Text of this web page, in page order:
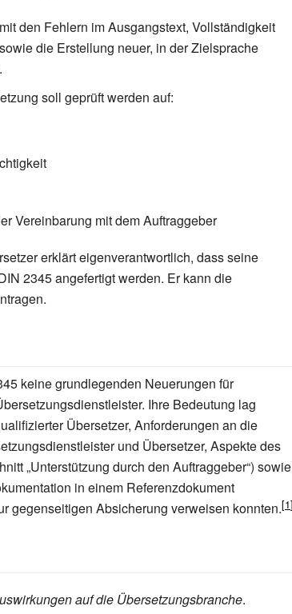
den Fehlern im Ausgangstext, Vollständigkeit
die Erstellung neuer, in der Zielsprache
soll geprüft werden auf:
Vereinbarung mit dem Auftraggeber
erklärt eigenverantwortlich, dass seine
2345 angefertigt werden. Er kann die
keine grundlegenden Neuerungen für
Ihre Bedeutung lag
Übersetzer, Anforderungen an die
und Übersetzer, Aspekte des
„Unterstützung durch den Auftraggeber“) sowie
in einem Referenzdokument
gegenseitigen Absicherung verweisen konnten.
auf die Übersetzungsbranche.